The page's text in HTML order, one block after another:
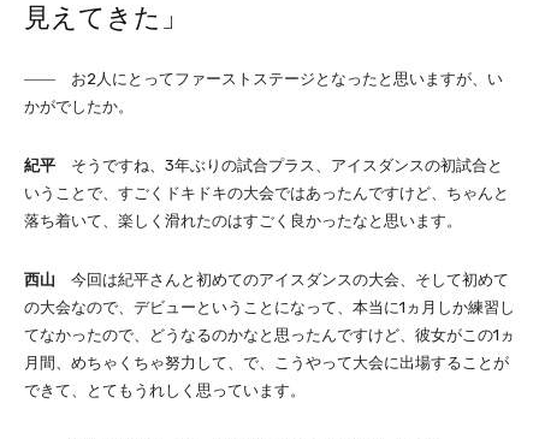
見えてきた」
―― お2人にとってファーストステージとなったと思いますが、い
かがでしたか。
紀平 そうですね、3年ぶりの試合プラス、アイスダンスの初試合と
いうことで、すごくドキドキの大会ではあったんですけど、ちゃんと
落ち着いて、楽しく滑れたのはすごく良かったなと思います。
西山 今回は紀平さんと初めてのアイスダンスの大会、そして初めて
の大会なので、デビューということになって、本当に1ヵ月しか練習し
てなかったので、どうなるのかなと思ったんですけど、彼女がこの1ヵ
月間、めちゃくちゃ努力して、で、こうやって大会に出場することが
できて、とてもうれしく思っています。